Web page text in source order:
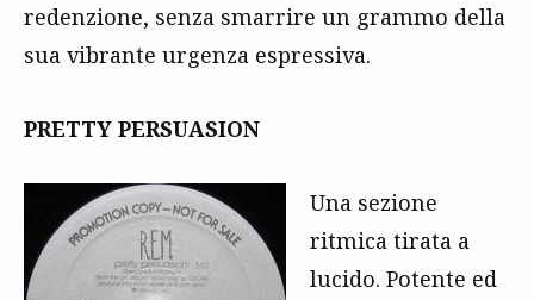
redenzione, senza smarrire un grammo della
sua vibrante urgenza espressiva.
PRETTY PERSUASION
Una sezione
ritmica tirata a
lucido. Potente ed